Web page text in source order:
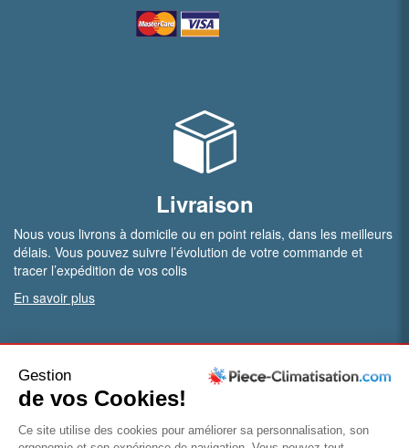
Livraison
Nous vous livrons à domicile ou en point relais, dans les meilleurs
délais. Vous pouvez suivre l’évolution de votre commande et
tracer l’expédition de vos colis
En savoir plus
Vous êtes professionnel ?